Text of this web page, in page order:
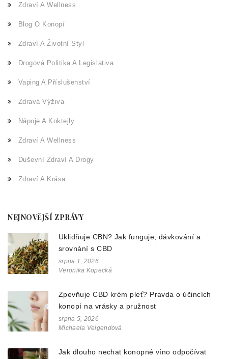
Zdraví A Wellness
Blog O Konopí
Zdraví A Životní Styl
Drogová Politika A Legislativa
Vaping A Příslušenství
Zdravá Výživa
Nápoje A Koktejly
Zdraví A Wellness
Duševní Zdraví A Drogy
Zdraví A Krása
NEJNOVĚJŠÍ ZPRÁVY
Uklidňuje CBN? Jak funguje, dávkování a
srovnání s CBD
srpna 1, 2026
Veronika Kopecká
Zpevňuje CBD krém pleť? Pravda o účincích
konopí na vrásky a pružnost
srpna 5, 2026
Michaela Veigendová
Jak dlouho nechat konopné víno odpočívat